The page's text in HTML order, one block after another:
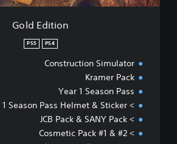
Gold Edition
PS4
PS5
Construction Simulator
Kramer Pack
Year 1 Season Pass
> Year 1 Season Pass Helmet & Sticker
> JCB Pack & SANY Pack
> Cosmetic Pack #1 & #2